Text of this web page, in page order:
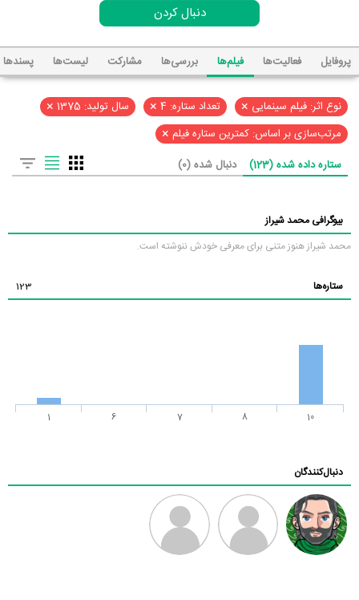
دنبال کردن
پروفایل فعالیت‌ها فیلم‌ها بررسی‌ها مشارکت لیست‌ها پسند‌ها
نوع اثر: فیلم سینمایی × تعداد ستاره: 4 × سال تولید: 1375 ×
مرتب‌سازی بر اساس: کمترین ستاره فیلم ×
ستاره داده شده (123) دنبال شده (0)
بیوگرافی محمد شیراز
محمد شیراز هنوز متنی برای معرفی خودش ننوشته است.
ستاره‌ها 123
1 6 7 8 10
دنبال‌کنندگان